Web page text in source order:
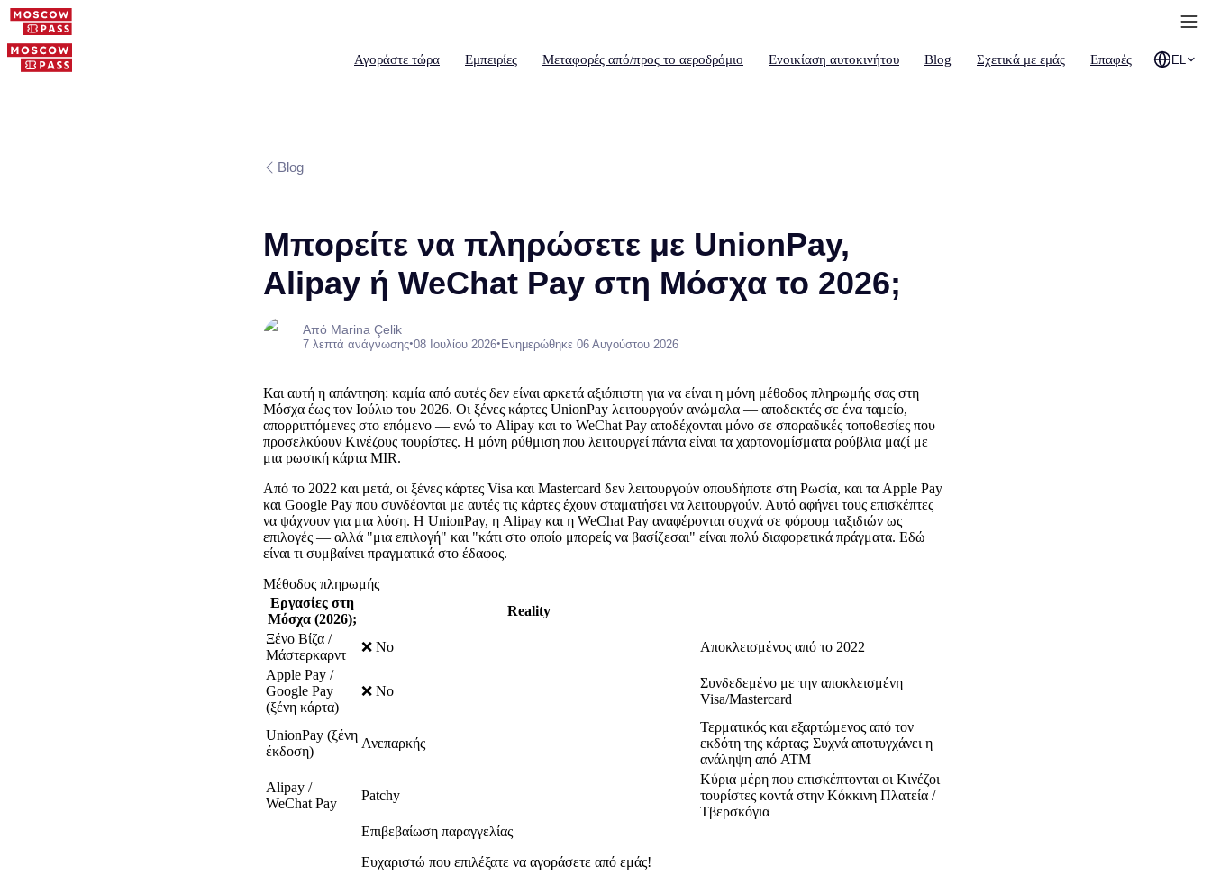
Αγοράστε τώρα Εμπειρίες Μεταφορές από/προς το αεροδρόμιο Ενοικίαση αυτοκινήτου Blog Σχετικά με εμάς Επαφές EL
Blog
Μπορείτε να πληρώσετε με UnionPay,
Alipay ή WeChat Pay στη Μόσχα το 2026;
Από Marina Çelik
7 λεπτά ανάγνωσης•08 Ιουλίου 2026•Ενημερώθηκε 06 Αυγούστου 2026
Και αυτή η απάντηση: καμία από αυτές δεν είναι αρκετά αξιόπιστη για να είναι η μόνη μέθοδος πληρωμής σας στη
Μόσχα έως τον Ιούλιο του 2026. Οι ξένες κάρτες UnionPay λειτουργούν ανώμαλα — αποδεκτές σε ένα ταμείο,
απορριπτόμενες στο επόμενο — ενώ το Alipay και το WeChat Pay αποδέχονται μόνο σε σποραδικές τοποθεσίες που
προσελκύουν Κινέζους τουρίστες. Η μόνη ρύθμιση που λειτουργεί πάντα είναι τα χαρτονομίσματα ρούβλια μαζί με
μια ρωσική κάρτα MIR.
Από το 2022 και μετά, οι ξένες κάρτες Visa και Mastercard δεν λειτουργούν οπουδήποτε στη Ρωσία, και τα Apple Pay
και Google Pay που συνδέονται με αυτές τις κάρτες έχουν σταματήσει να λειτουργούν. Αυτό αφήνει τους επισκέπτες
να ψάχνουν για μια λύση. Η UnionPay, η Alipay και η WeChat Pay αναφέρονται συχνά σε φόρουμ ταξιδιών ως
επιλογές — αλλά "μια επιλογή" και "κάτι στο οποίο μπορείς να βασίζεσαι" είναι πολύ διαφορετικά πράγματα. Εδώ
είναι τι συμβαίνει πραγματικά στο έδαφος.
Μέθοδος πληρωμής
Εργασίες στη
Μόσχα (2026);
Reality
Ξένο Βίζα /
Μάστερκαρντ
❌ No
Αποκλεισμένος από το 2022
Apple Pay /
Google Pay
(ξένη κάρτα)
❌ No
Συνδεδεμένο με την αποκλεισμένη
Visa/Mastercard
UnionPay (ξένη
έκδοση)
Ανεπαρκής
Τερματικός και εξαρτώμενος από τον
εκδότη της κάρτας; Συχνά αποτυγχάνει η
ανάληψη από ATM
Alipay /
WeChat Pay
Patchy
Κύρια μέρη που επισκέπτονται οι Κινέζοι
τουρίστες κοντά στην Κόκκινη Πλατεία /
Τβερσκόγια
Επιβεβαίωση παραγγελίας
Ευχαριστώ που επιλέξατε να αγοράσετε από εμάς!